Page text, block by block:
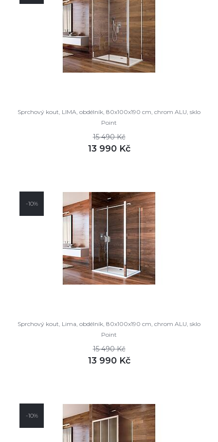
Sprchový kout, LIMA, obdélník, 80x100x190 cm, chrom ALU, sklo
Point
15 490 Kč
13 990 Kč
-10%
Sprchový kout, Lima, obdélník, 80x100x190 cm, chrom ALU, sklo
Point
15 490 Kč
13 990 Kč
-10%